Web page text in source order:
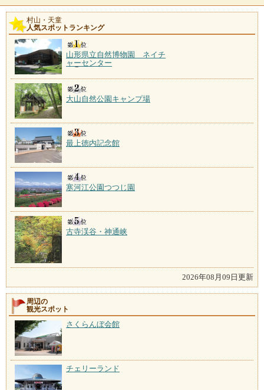
村山・天童
人気スポットランキング
山形県立自然博物園 ネイチ
ャーセンター
大山自然公園キャンプ場
最上徳内記念館
寒河江公園つつじ園
古寺渓谷・神通峡
2026年08月09日更新
周辺の
観光スポット
さくらんぼ会館
チェリーランド